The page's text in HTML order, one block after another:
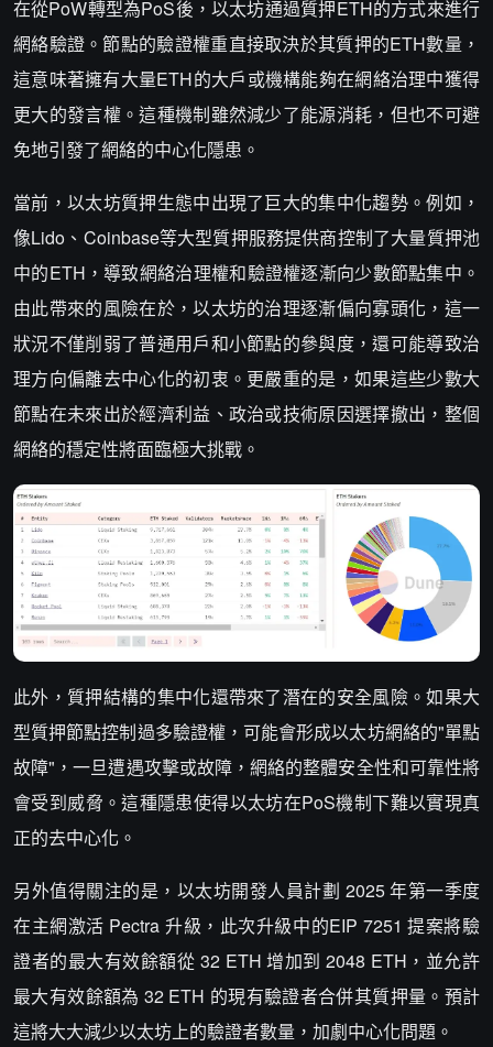
在從PoW轉型為PoS後，以太坊通過質押ETH的方式來進行
網絡驗證。節點的驗證權重直接取決於其質押的ETH數量，
這意味著擁有大量ETH的大戶或機構能夠在網絡治理中獲得
更大的發言權。這種機制雖然減少了能源消耗，但也不可避
免地引發了網絡的中心化隱患。
當前，以太坊質押生態中出現了巨大的集中化趨勢。例如，
像Lido、Coinbase等大型質押服務提供商控制了大量質押池
中的ETH，導致網絡治理權和驗證權逐漸向少數節點集中。
由此帶來的風險在於，以太坊的治理逐漸偏向寡頭化，這一
狀況不僅削弱了普通用戶和小節點的參與度，還可能導致治
理方向偏離去中心化的初衷。更嚴重的是，如果這些少數大
節點在未來出於經濟利益、政治或技術原因選擇撤出，整個
網絡的穩定性將面臨極大挑戰。
此外，質押結構的集中化還帶來了潛在的安全風險。如果大
型質押節點控制過多驗證權，可能會形成以太坊網絡的"單點
故障"，一旦遭遇攻擊或故障，網絡的整體安全性和可靠性將
會受到威脅。這種隱患使得以太坊在PoS機制下難以實現真
正的去中心化。
另外值得關注的是，以太坊開發人員計劃 2025 年第一季度
在主網激活 Pectra 升級，此次升級中的EIP 7251 提案將驗
證者的最大有效餘額從 32 ETH 增加到 2048 ETH，並允許
最大有效餘額為 32 ETH 的現有驗證者合併其質押量。預計
這將大大減少以太坊上的驗證者數量，加劇中心化問題。